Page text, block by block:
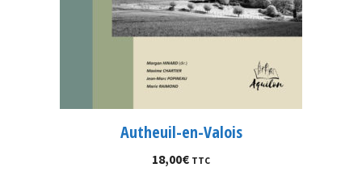
Autheuil-en-Valois
18,00€ TTC